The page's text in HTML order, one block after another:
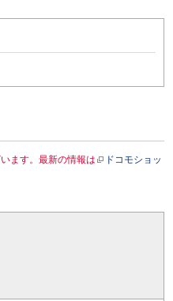
ます。最新の情報は
ドコモショッ